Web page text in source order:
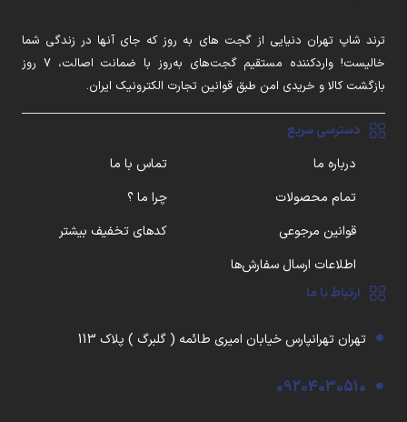
ترند شاپ تهران دنیایی از گجت های به روز که جای آنها در زندگی شما
خالیست! واردکننده مستقیم گجت‌های به‌روز با ضمانت اصالت، ۷ روز
بازگشت کالا و خریدی امن طبق قوانین تجارت الکترونیک ایران.
دسترسی سریع
درباره ما
تماس با ما
تمام محصولات
چرا ما ؟
قوانین مرجوعی
کدهای تخفیف بیشتر
اطلاعات ارسال سفارش‌ها
ارتباط با ما
تهران تهرانپارس خیابان امیری طائمه ( گلبرگ ) پلاک 113
09204030510